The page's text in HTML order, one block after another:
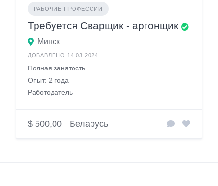
РАБОЧИЕ ПРОФЕССИИ
Требуется Сварщик - аргонщик
Минск
ДОБАВЛЕНО 14.03.2024
Полная занятость
Опыт: 2 года
Работодатель
$ 500,00 Беларусь